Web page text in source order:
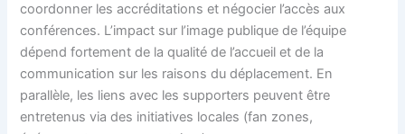
coordonner les accréditations et négocier l’accès aux
conférences. L’impact sur l’image publique de l’équipe
dépend fortement de la qualité de l’accueil et de la
communication sur les raisons du déplacement. En
parallèle, les liens avec les supporters peuvent être
entretenus via des initiatives locales (fan zones,